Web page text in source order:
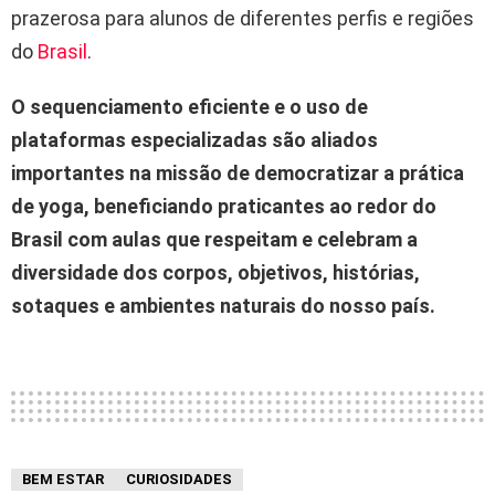
prazerosa para alunos de diferentes perfis e regiões
do Brasil .
O sequenciamento eficiente e o uso de
plataformas especializadas são aliados
importantes na missão de democratizar a prática
de yoga, beneficiando praticantes ao redor do
Brasil com aulas que respeitam e celebram a
diversidade dos corpos, objetivos, histórias,
sotaques e ambientes naturais do nosso país.
BEM ESTAR CURIOSIDADES